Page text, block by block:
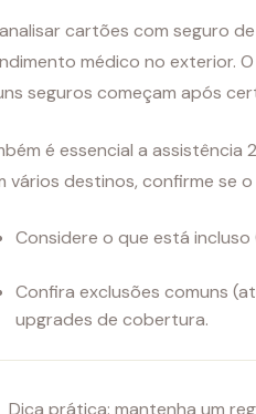
cartões com seguro
médico no exterior.
seguros começam após
é essencial a
vários destinos, confirme se
Considere o que está
Confira exclusões comuns
upgrades de cobertura.
Dica prática: mantenha um